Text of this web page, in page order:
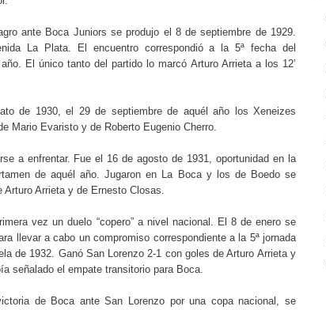
ante Boca Juniors se produjo el 8 de septiembre de 1929.
La Plata. El encuentro correspondió a la 5ª fecha del
El único tanto del partido lo marcó Arturo Arrieta a los 12’
de 1930, el 29 de septiembre de aquél año los Xeneizes
Mario Evaristo y de Roberto Eugenio Cherro.
a enfrentar. Fue el 16 de agosto de 1931, oportunidad en la
de aquél año. Jugaron en La Boca y los de Boedo se
Arrieta y de Ernesto Closas.
vez un duelo “copero” a nivel nacional. El 8 de enero se
llevar a cabo un compromiso correspondiente a la 5ª jornada
de 1932. Ganó San Lorenzo 2-1 con goles de Arturo Arrieta y
señalado el empate transitorio para Boca.
de Boca ante San Lorenzo por una copa nacional, se